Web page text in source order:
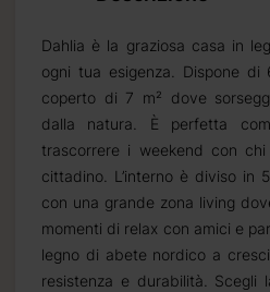
Dahlia è la graziosa casa in
ogni tua esigenza. Dispone
coperto di 7 m² dove
dalla natura. È perfetta
trascorrere i weekend con
cittadino. L’interno è diviso in
con una grande zona living
momenti di relax con amici e
legno di abete nordico a
resistenza e durabilità. Scegli
da 2 a 3